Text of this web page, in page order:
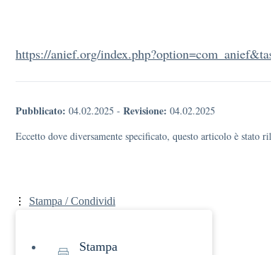
https://anief.org/
Pubblicato: 04.02.2025 - Revisione: 04.02.2025
Eccetto dove diversamente specificato, questo articolo è stato
Stampa / Condividi
Stampa